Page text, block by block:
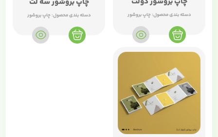
دسته بندی محصول:چاپ بروشور دسته بندی محصول:چاپ بروشور